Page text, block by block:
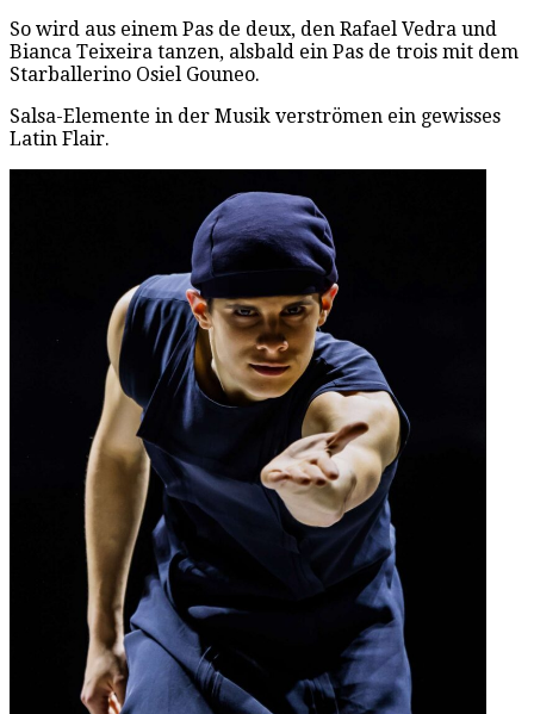
So wird aus einem Pas de deux, den Rafael Vedra und
Bianca Teixeira tanzen, alsbald ein Pas de trois mit dem
Starballerino Osiel Gouneo.
Salsa-Elemente in der Musik verströmen ein gewisses
Latin Flair.